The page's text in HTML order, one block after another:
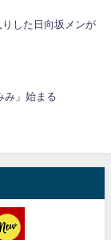
りした日向坂メンが
み」始まる